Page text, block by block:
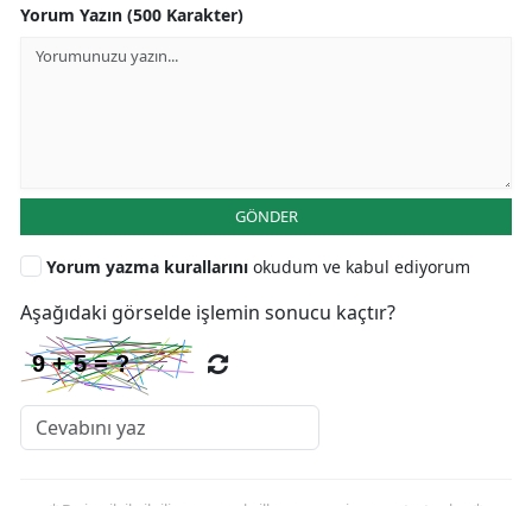
Yorum Yazın (500 Karakter)
GÖNDER
Yorum yazma kurallarını okudum ve kabul ediyorum
Aşağıdaki görselde işlemin sonucu kaçtır?